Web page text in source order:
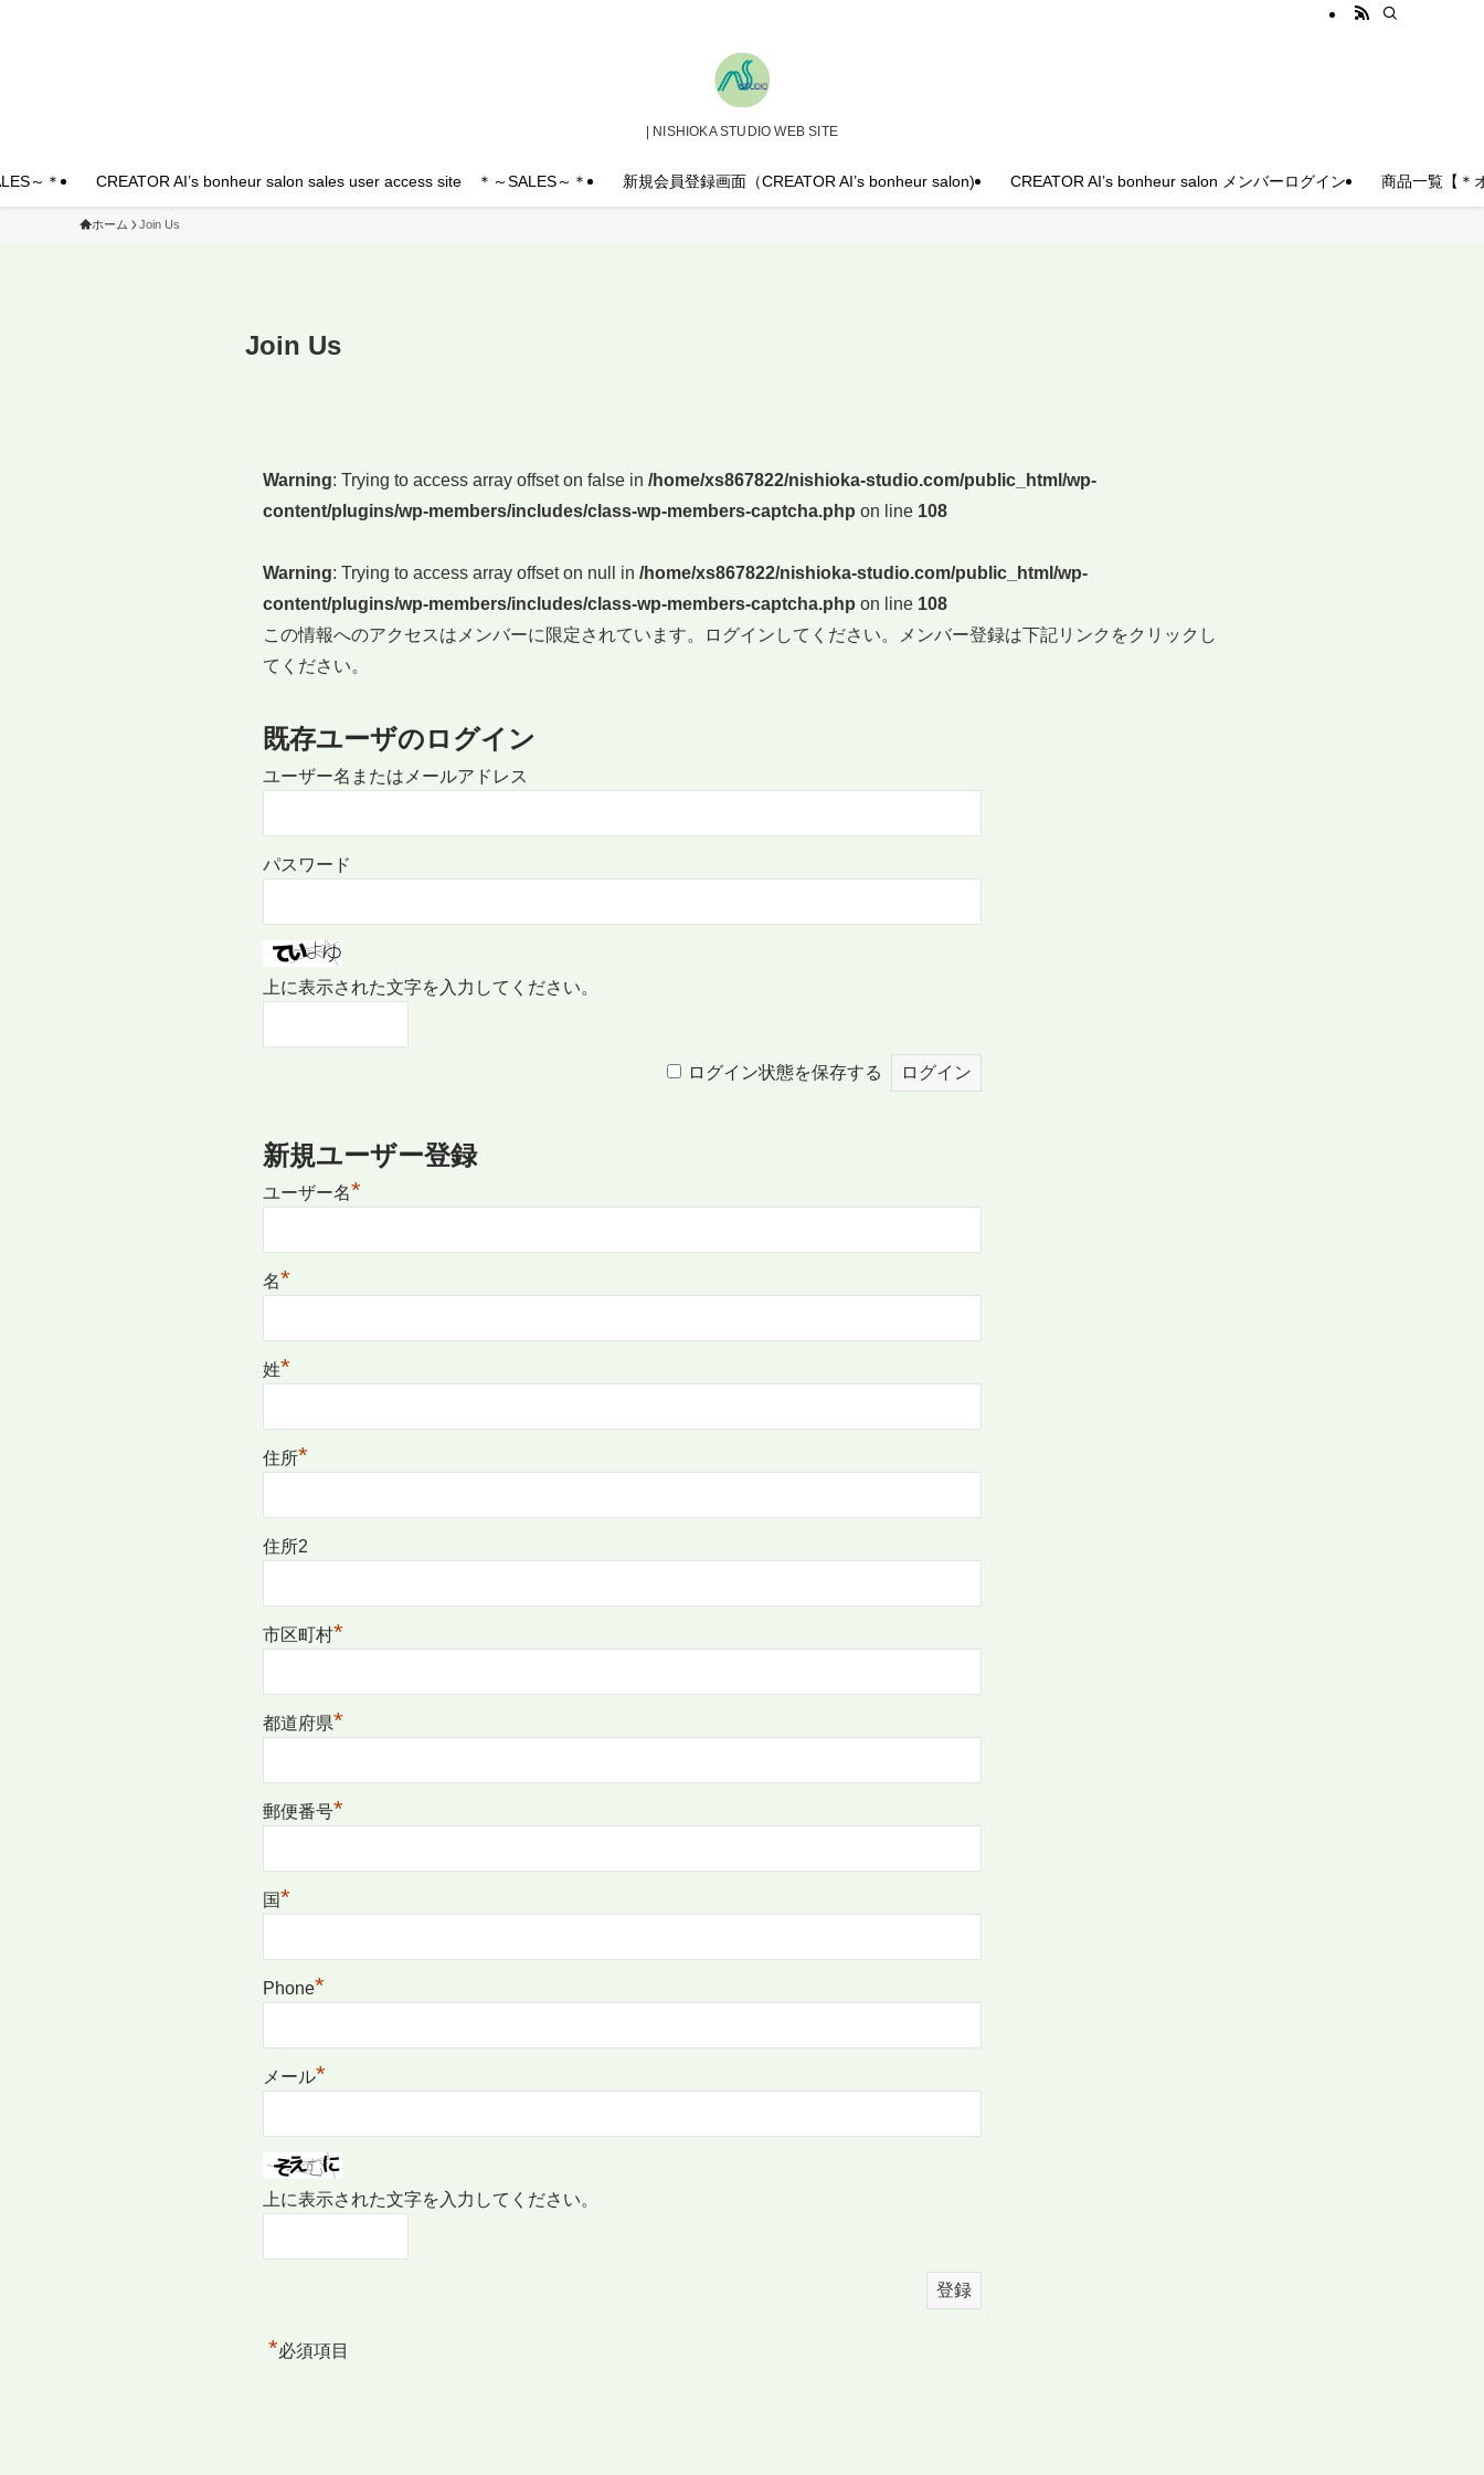
| NISHIOKA STUDIO WEB SITE
～＊ CREATOR AI’s bonheur salon sales user access site ＊～SALES～＊ 新規会員登録画面（CREATOR AI’s bonheur salon) CREATOR AI’s bonheur salon メンバーログイン 商品一覧【＊
ホーム Join Us
Join Us
Warning: Trying to access array offset on false in /home/xs867822/nishioka-studio.com/public_html/wp-
content/plugins/wp-members/includes/class-wp-members-captcha.php on line 108
Warning: Trying to access array offset on null in /home/xs867822/nishioka-studio.com/public_html/wp-
content/plugins/wp-members/includes/class-wp-members-captcha.php on line 108
この情報へのアクセスはメンバーに限定されています。ログインしてください。メンバー登録は下記リンクをクリックし
てください。
既存ユーザのログイン
ユーザー名またはメールアドレス
パスワード
上に表示された文字を入力してください。
ログイン状態を保存する
新規ユーザー登録
ユーザー名*
名*
姓*
住所*
住所2
市区町村*
都道府県*
郵便番号*
国*
Phone*
メール*
上に表示された文字を入力してください。
*必須項目